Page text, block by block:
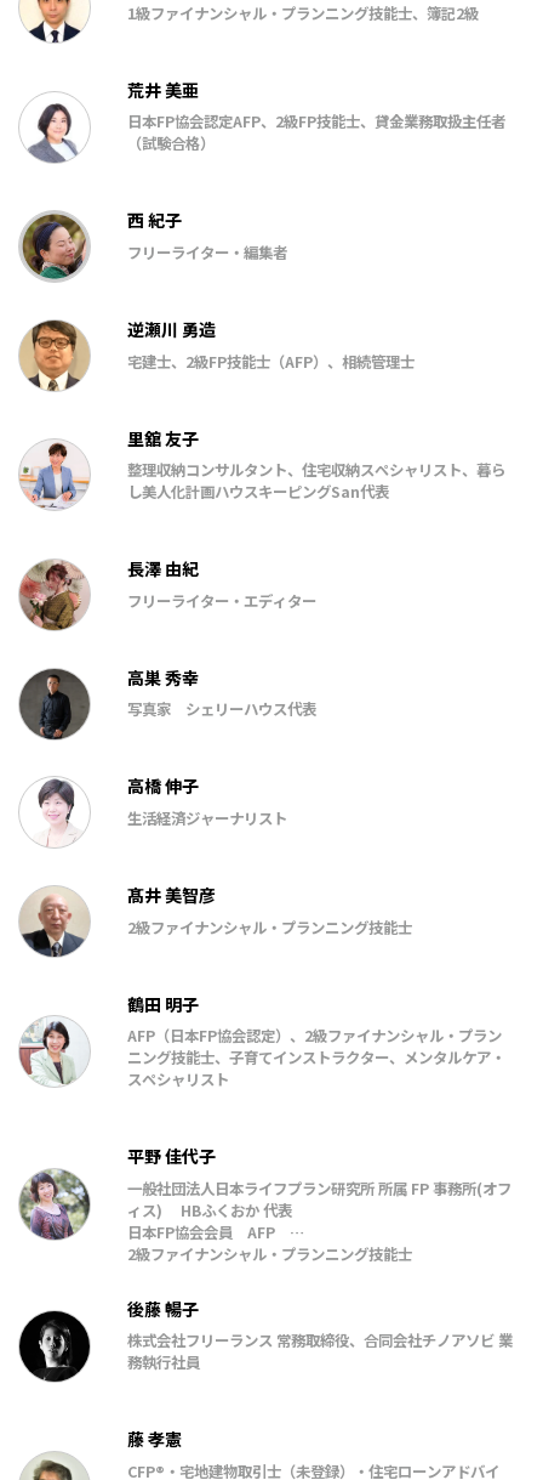
1級ファイナンシャル・プランニング技能士、簿記2級
荒井 美亜
日本FP協会認定AFP、2級FP技能士、貸金業務取扱主任者
（試験合格）
西 紀子
フリーライター・編集者
逆瀬川 勇造
宅建士、2級FP技能士（AFP）、相続管理士
里舘 友子
整理収納コンサルタント、住宅収納スペシャリスト、暮ら
し美人化計画ハウスキーピングSan代表
長澤 由紀
フリーライター・エディター
高巣 秀幸
写真家 シェリーハウス代表
高橋 伸子
生活経済ジャーナリスト
髙井 美智彦
2級ファイナンシャル・プランニング技能士
鶴田 明子
AFP（日本FP協会認定）、2級ファイナンシャル・プラン
ニング技能士、子育てインストラクター、メンタルケア・
スペシャリスト
平野 佳代子
一般社団法人日本ライフプラン研究所 所属 FP 事務所(オフ
ィス) HBふくおか 代表
日本FP協会会員 AFP
2級ファイナンシャル・プランニング技能士
ップ・アドバイザー
J-FLEC 金融経済教育推進機構認定アドバイザー
一般社団法人日本ライフプラン研究所「家計と暮らしと住
まいの相談室」理事
後藤 暢子
株式会社フリーランス 常務取締役、合同会社チノアソビ 業
務執行社員
藤 孝憲
CFP®・宅地建物取引士（未登録）・住宅ローンアドバイ